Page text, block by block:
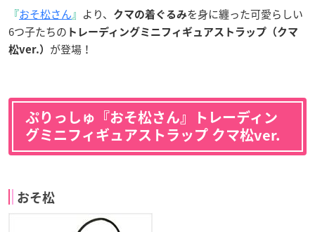
『おそ松さん』 より、 クマの着ぐるみを身に纏った可愛らしい
6つ子たちの トレーディングミニフィギュアストラップ（クマ
松ver.） が登場！
ぷりっしゅ『おそ松さん』トレーディン
グミニフィギュアストラップ クマ松ver.
おそ松